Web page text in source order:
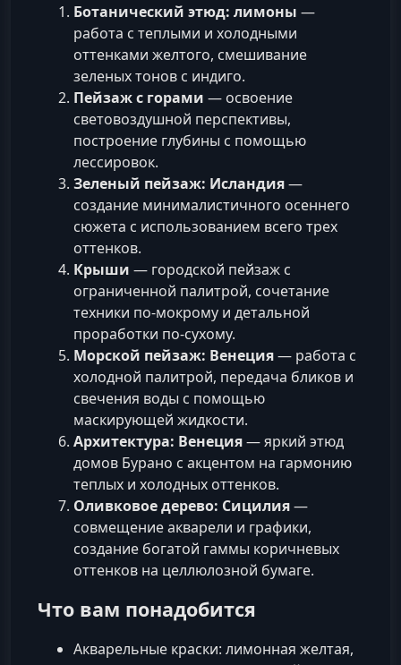
Ботанический этюд: лимоны —
работа с теплыми и холодными
оттенками желтого, смешивание
зеленых тонов с индиго.
Пейзаж с горами — освоение
световоздушной перспективы,
построение глубины с помощью
лессировок.
Зеленый пейзаж: Исландия—
создание минималистичного осеннего
сюжета с использованием всего трех
оттенков.
Крыши — городской пейзаж с
ограниченной палитрой, сочетание
техники по-мокрому и детальной
проработки по-сухому.
Морской пейзаж: Венеция— работа с
холодной палитрой, передача бликов и
свечения воды с помощью
маскирующей жидкости.
Архитектура: Венеция— яркий этюд
домов Бурано с акцентом на гармонию
теплых и холодных оттенков.
Оливковое дерево: Сицилия—
совмещение акварели и графики,
создание богатой гаммы коричневых
оттенков на целлюлозной бумаге.
Что вам понадобится
Акварельные краски: лимонная желтая,